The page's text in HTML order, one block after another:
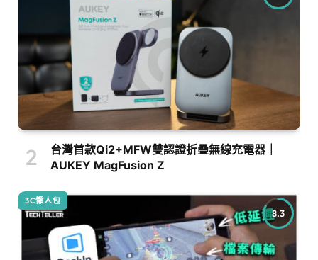
台灣首款Qi2+MFW雙認證折疊無線充電器｜
AUKEY MagFusion Z
8.3
3C懶人包